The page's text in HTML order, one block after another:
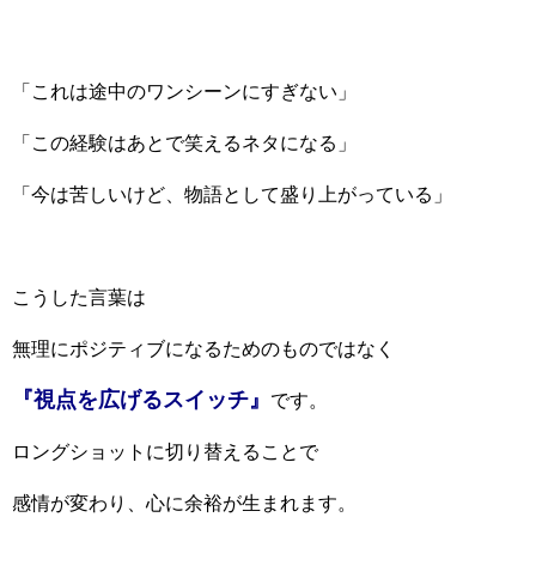
「これは途中のワンシーンにすぎない」
「この経験はあとで笑えるネタになる」
「今は苦しいけど、物語として盛り上がっている」
こうした言葉は
無理にポジティブになるためのものではなく
『視点を広げるスイッチ』 です。
ロングショットに切り替えることで
感情が変わり、心に余裕が生まれます。